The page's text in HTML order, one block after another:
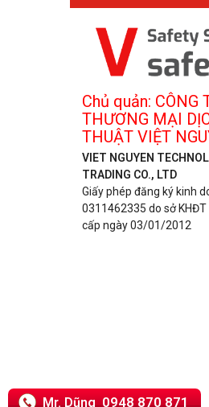
Chủ quản: CÔNG
THƯƠNG MẠI
THUẬT VIỆT
VIET NGUYEN
TRADING CO., LTD
Giấy phép đăng ký kinh
0311462335 do sở KHĐT
cấp ngày 03/01/2012
Mr. Dũng 0948 870 871